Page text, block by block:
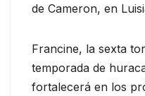
de Cameron, en
Francine, la sexta
temporada de
fortalecerá en los